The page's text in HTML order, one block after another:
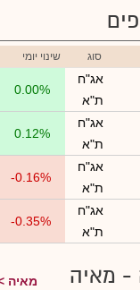
סוג שינוי יומי
אג"ח
ת"א
0.00%
אג"ח
ת"א
0.12%
אג"ח
ת"א
-0.16%
אג"ח
ת"א
-0.35%
- מאיה מאיה